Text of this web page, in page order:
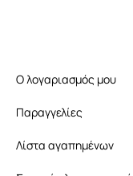
Ο λογαριασμός μου
Παραγγελίες
Λίστα αγαπημένων